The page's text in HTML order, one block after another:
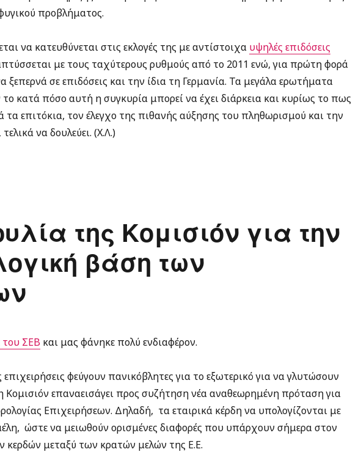
προβλήματος.
να κατευθύνεται στις εκλογές της με αντίστοιχα υψηλές επιδόσεις
με τους ταχύτερους ρυθμούς από το 2011 ενώ, για πρώτη φορά
ξεπερνά σε επιδόσεις και την ίδια τη Γερμανία. Τα μεγάλα ερωτήματα
κατά πόσο αυτή η συγκυρία μπορεί να έχει διάρκεια και κυρίως το πως
τα επιτόκια, τον έλεγχο της πιθανής αύξησης του πληθωρισμού και την
να δουλεύει. (Χ.Λ.)
της Κομισιόν για την
βάση των
του ΣΕΒ και μας φάνηκε πολύ ενδιαφέρον.
φεύγουν πανικόβλητες για το εξωτερικό για να γλυτώσουν
επαναεισάγει προς συζήτηση νέα αναθεωρημένη πρόταση για
Επιχειρήσεων. Δηλαδή, τα εταιρικά κέρδη να υπολογίζονται με
ώστε να μειωθούν ορισμένες διαφορές που υπάρχουν σήμερα στον
κερδών μεταξύ των κρατών μελών της Ε.Ε.